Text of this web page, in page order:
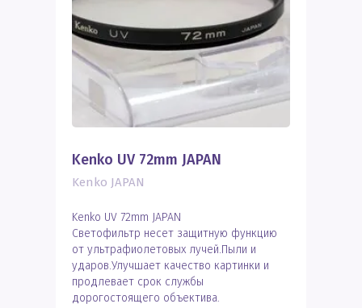
Kenko UV 72mm JAPAN
Kenko JAPAN
Kenko UV 72mm JAPAN
Светофильтр несет защитную функцию
от ультрафиолетовых лучей.Пыли и
ударов.Улучшает качество картинки и
продлевает срок службы
дорогостоящего объектива.